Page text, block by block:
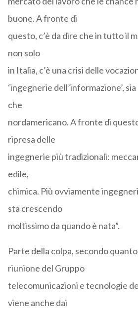
buone. A fronte di
questo, c’è da dire che in tutto il
non solo
in Italia, c’è una crisi delle
‘ingegnerie dell’informazione’,
che
nordamericano. A fronte di
ripresa delle
ingegnerie più tradizionali:
edile,
chimica. Più ovviamente
sta crescendo
moltissimo da quando è nata”.
Parte della colpa, secondo
riunione del Gruppo
telecomunicazioni e tecnologie
viene anche dai